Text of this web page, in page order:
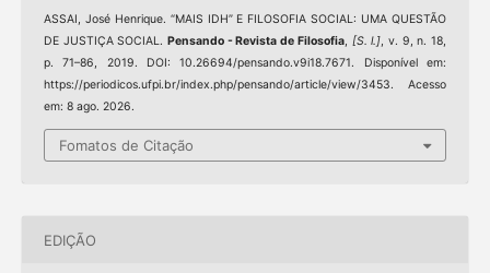
ASSAI, José Henrique. “MAIS IDH” E FILOSOFIA SOCIAL: UMA QUESTÃO
DE JUSTIÇA SOCIAL.Pensando - Revista de Filosofia, [S. l.], v. 9, n. 18,
p. 71–86, 2019. DOI: 10.26694/pensando.v9i18.7671. Disponível em:
https://periodicos.ufpi.br/index.php/pensando/article/view/3453. Acesso
em: 8 ago. 2026.
Fomatos de Citação
EDIÇÃO